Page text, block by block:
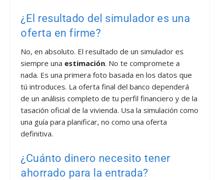
¿El resultado del simulador es una
oferta en firme?
No, en absoluto. El resultado de un simulador es
siempre una estimación. No te compromete a
nada. Es una primera foto basada en los datos que
tú introduces. La oferta final del banco dependerá
de un análisis completo de tu perfil financiero y de la
tasación oficial de la vivienda. Usa la simulación como
una guía para planificar, no como una oferta
definitiva.
¿Cuánto dinero necesito tener
ahorrado para la entrada?